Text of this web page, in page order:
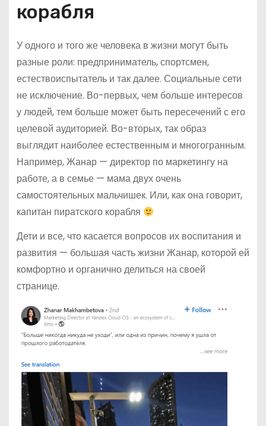
корабля
У одного и того же человека в жизни могут быть
разные роли: предприниматель, спортсмен,
естествоиспытатель и так далее. Социальные сети
не исключение. Во-первых, чем больше интересов
у людей, тем больше может быть пересечений с его
целевой аудиторией. Во-вторых, так образ
выглядит наиболее естественным и многогранным.
Например, Жанар — директор по маркетингу на
работе, а в семье — мама двух очень
самостоятельных мальчишек. Или, как она говорит,
капитан пиратского корабля
Дети и все, что касается вопросов их воспитания и
развития — большая часть жизни Жанар, которой ей
комфортно и органично делиться на своей
странице.